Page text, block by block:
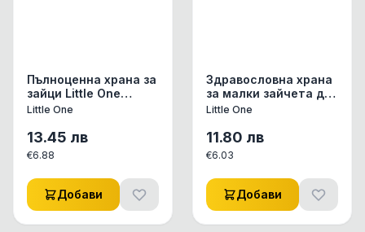
Пълноценна храна за
зайци Little One
"Green valley".
БЕЗ ЗЪРНО богата на
фибри 750 гр. 0.75 кг.
Little One
13.45 лв
€6.88
Добави
Здравословна храна
за малки зайчета до
6 месеца Little One
с пелети от
пресовано ливадно
сено и моркови
0.900кг.
Little One
11.80 лв
€6.03
Добави